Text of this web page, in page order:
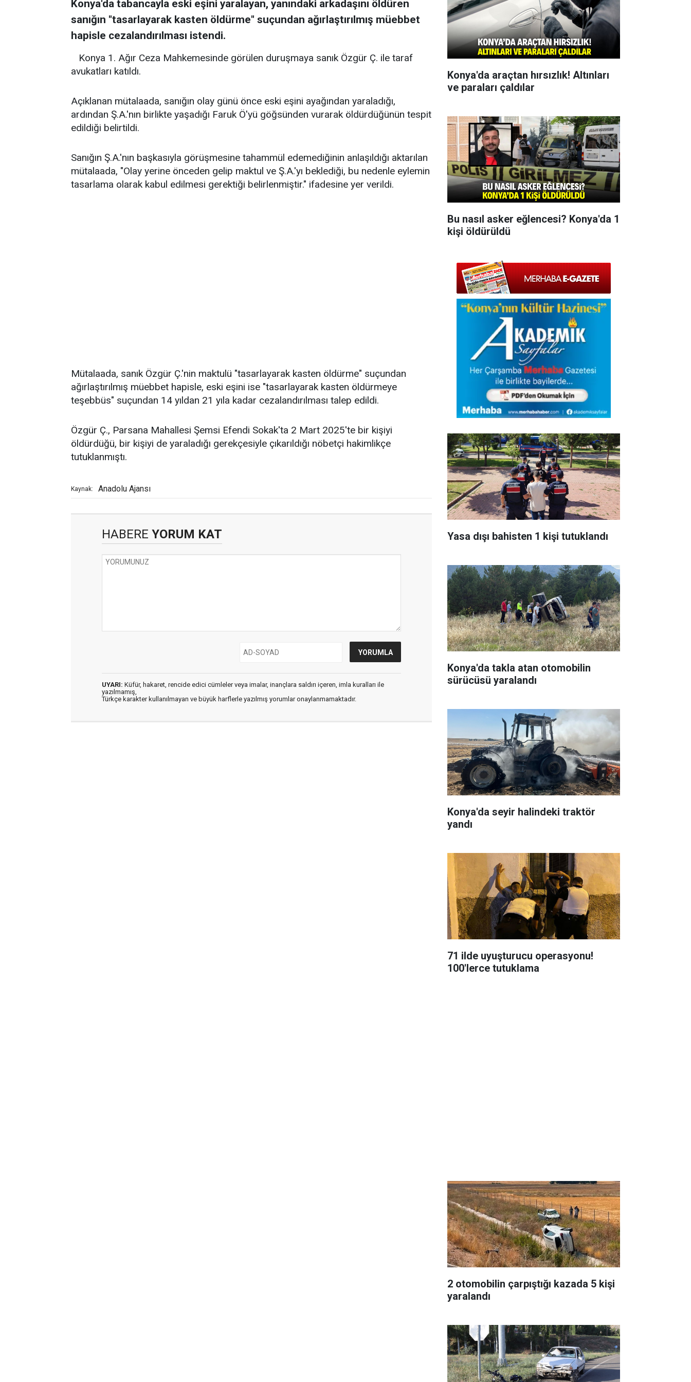
Konya'da tabancayla eski eşini yaralayan, yanındaki arkadaşını öldüren
sanığın "tasarlayarak kasten öldürme" suçundan ağırlaştırılmış müebbet
hapisle cezalandırılması istendi. ​​​​​​​
Konya 1. Ağır Ceza Mahkemesinde görülen duruşmaya sanık Özgür Ç. ile taraf
avukatları katıldı.
Açıklanan mütalaada, sanığın olay günü önce eski eşini ayağından yaraladığı,
ardından Ş.A.'nın birlikte yaşadığı Faruk Ö'yü göğsünden vurarak öldürdüğünün tespit
edildiği belirtildi.
Sanığın Ş.A.'nın başkasıyla görüşmesine tahammül edemediğinin anlaşıldığı aktarılan
mütalaada, "Olay yerine önceden gelip maktul ve Ş.A.'yı beklediği, bu nedenle eylemin
tasarlama olarak kabul edilmesi gerektiği belirlenmiştir." ifadesine yer verildi.
Mütalaada, sanık Özgür Ç.'nin maktulü "tasarlayarak kasten öldürme" suçundan
ağırlaştırılmış müebbet hapisle, eski eşini ise "tasarlayarak kasten öldürmeye
teşebbüs" suçundan 14 yıldan 21 yıla kadar cezalandırılması talep edildi.
Özgür Ç., Parsana Mahallesi Şemsi Efendi Sokak'ta 2 Mart 2025'te bir kişiyi
öldürdüğü, bir kişiyi de yaraladığı gerekçesiyle çıkarıldığı nöbetçi hakimlikçe
tutuklanmıştı.
Kaynak: Anadolu Ajansı
HABERE YORUM KAT
UYARI: Küfür, hakaret, rencide edici cümleler veya imalar, inançlara saldırı içeren, imla kuralları ile
yazılmamış,
Türkçe karakter kullanılmayan ve büyük harflerle yazılmış yorumlar onaylanmamaktadır.
Konya'da araçtan hırsızlık! Altınları
ve paraları çaldılar
Bu nasıl asker eğlencesi? Konya'da 1
kişi öldürüldü
Yasa dışı bahisten 1 kişi tutuklandı
Konya'da takla atan otomobilin
sürücüsü yaralandı
Konya'da seyir halindeki traktör
yandı
71 ilde uyuşturucu operasyonu!
100'lerce tutuklama
2 otomobilin çarpıştığı kazada 5 kişi
yaralandı